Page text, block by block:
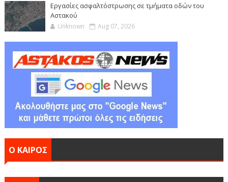
Εργασίες ασφαλτόστρωσης σε τμήματα οδών του
Αστακού
Unknown Aug 07, 2026
Ο ΚΑΙΡΟΣ